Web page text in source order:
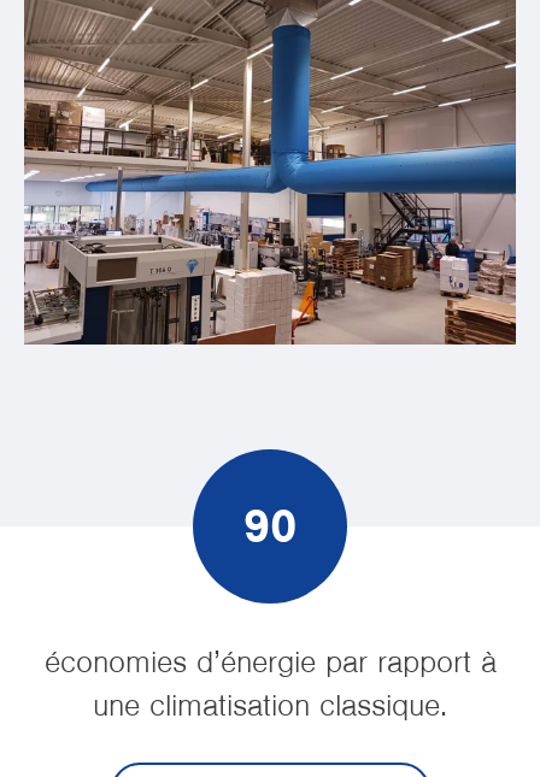
90
économies d’énergie par rapport à
une climatisation classique.